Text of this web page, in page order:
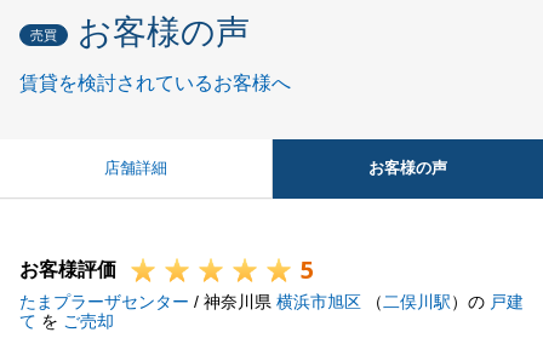
売買 お客様の声
賃貸を検討されているお客様へ
店舗詳細 お客様の声
お客様評価 5
たまプラーザセンター / 神奈川県 横浜市旭区 （ 二俣川駅）の 戸建
て を ご売却